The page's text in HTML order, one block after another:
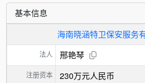
基本信息
海南晓涵特卫保安服务
法人 邢艳琴
注册资本 230万元人民币